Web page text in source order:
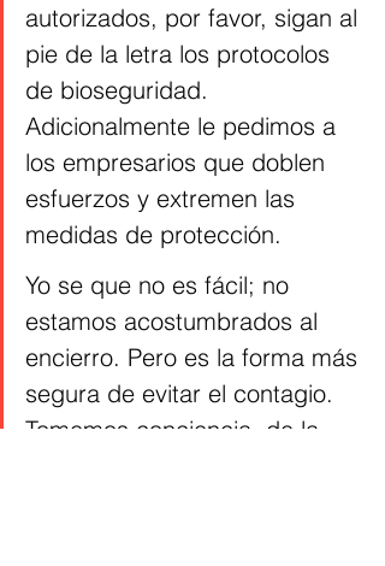
autorizados, por favor, sigan al
pie de la letra los protocolos
de bioseguridad.
Adicionalmente le pedimos a
los empresarios que doblen
esfuerzos y extremen las
medidas de protección.
Yo se que no es fácil; no
estamos acostumbrados al
encierro. Pero es la forma más
segura de evitar el contagio.
Tomemos conciencia  de la